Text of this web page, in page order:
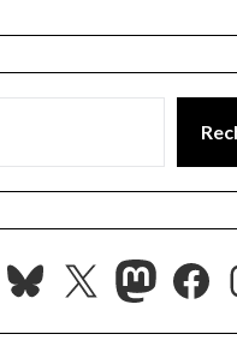
Bluesky
X